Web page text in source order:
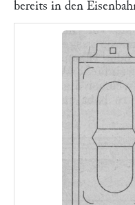
bereits in den